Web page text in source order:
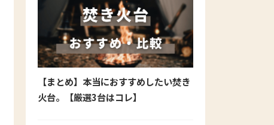
【まとめ】本当におすすめしたい焚き
火台。【厳選3台はコレ】